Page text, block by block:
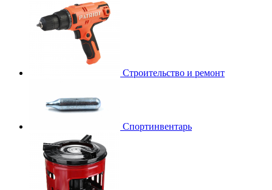
Строительство и ремонт
Спортинвентарь